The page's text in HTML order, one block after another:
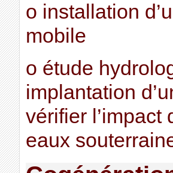
o installation
mobile
o étude
implantation
vérifier l’impact
eaux